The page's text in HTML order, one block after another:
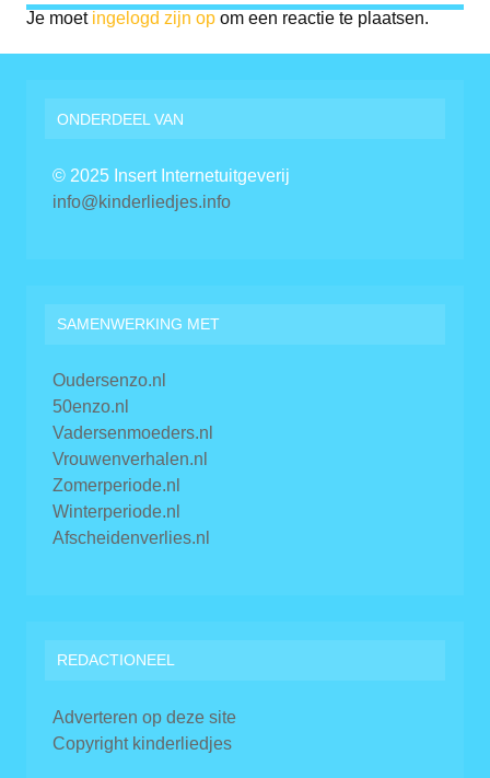
Je moet ingelogd zijn op om een reactie te plaatsen.
ONDERDEEL VAN
© 2025 Insert Internetuitgeverij
info@kinderliedjes.info
SAMENWERKING MET
Oudersenzo.nl
50enzo.nl
Vadersenmoeders.nl
Vrouwenverhalen.nl
Zomerperiode.nl
Winterperiode.nl
Afscheidenverlies.nl
REDACTIONEEL
Adverteren op deze site
Copyright kinderliedjes